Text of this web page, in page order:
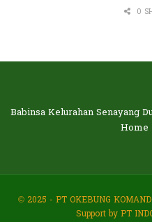
0
Babinsa Kelurahan Senayang
Home
© 2025 - PT OKEBUNG
Support by PT